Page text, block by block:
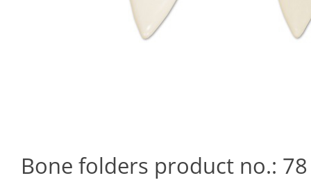
Bone folders product no.: 78